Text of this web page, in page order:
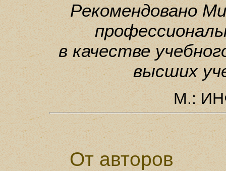
Рекомендовано
в качестве
высших
М.:
От авторов